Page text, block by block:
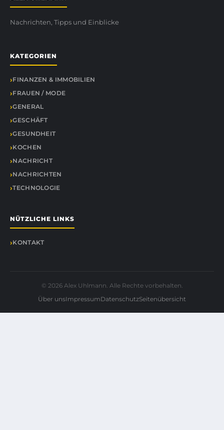
Nachrichten, Tipps und Einblicke
KATEGORIEN
FINANZEN & IMMOBILIEN
FRAUEN / MODE
GENERAL
GESCHÄFT
GESUNDHEIT
KOCHEN
NACHRICHT
NACHRICHTEN
TECHNOLOGIE
NÜTZLICHE LINKS
KONTAKT
© 2026 Alex Uhlmann. Alle Rechte vorbehalten.
Über unsImpressumDatenschutzSeitenübersicht